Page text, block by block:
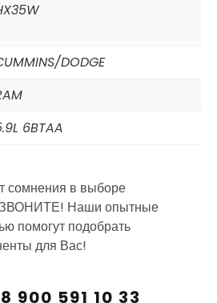
DODGE
6BTAA
сомнения в выборе
ЗВОНИТЕ! Наши опытные
помогут подобрать
для Вас!
8 900 591 10 33